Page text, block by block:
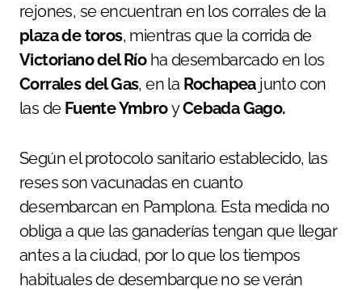
rejones, se encuentran en los corrales de la
plaza de toros, mientras que la corrida de
Victoriano del Ríoha desembarcado en los
Corrales del Gas, en la Rochapeajunto con
las de Fuente YmbroyCebada Gago.
Según el protocolo sanitario establecido, las
reses son vacunadas en cuanto
desembarcan en Pamplona. Esta medida no
obliga a que las ganaderías tengan que llegar
antes a la ciudad, por lo que los tiempos
habituales de desembarque no se verán